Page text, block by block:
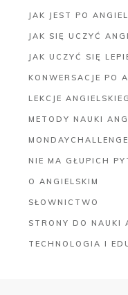
JAK JEST PO
JAK SIĘ UCZYĆ
JAK UCZYĆ SIĘ
KONWERSACJE PO
LEKCJE
METODY NAUKI
MONDAYCHALLENGE
NIE MA GŁUPICH
O ANGIELSKIM
SŁOWNICTWO
STRONY DO NAUKI
TECHNOLOGIA I